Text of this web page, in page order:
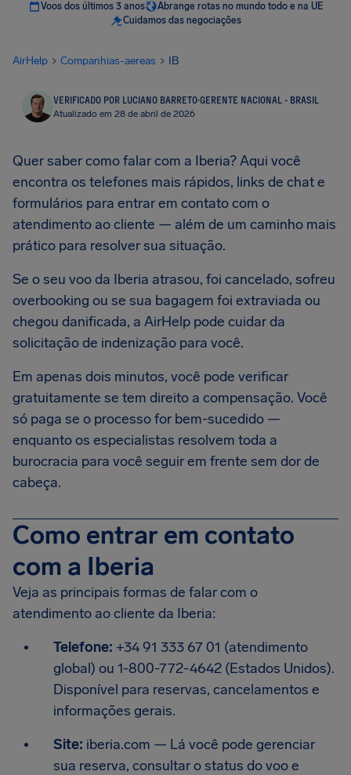
Voos dos últimos 3 anos
Abrange rotas no mundo todo e na UE
Cuidamos das negociações
AirHelp Companhias-aereas IB
VERIFICADO POR LUCIANO BARRETO·GERENTE NACIONAL - BRASIL
Atualizado em 28 de abril de 2026
Quer saber como falar com a Iberia? Aqui você
encontra os telefones mais rápidos, links de chat e
formulários para entrar em contato com o
atendimento ao cliente — além de um caminho mais
prático para resolver sua situação.
Se o seu voo da Iberia atrasou, foi cancelado, sofreu
overbooking ou se sua bagagem foi extraviada ou
chegou danificada, a AirHelp pode cuidar da
solicitação de indenização para você.
Em apenas dois minutos, você pode verificar
gratuitamente se tem direito a compensação. Você
só paga se o processo for bem-sucedido —
enquanto os especialistas resolvem toda a
burocracia para você seguir em frente sem dor de
cabeça.
Como entrar em contato
com a Iberia
Veja as principais formas de falar com o
atendimento ao cliente da Iberia:
Telefone: +34 91 333 67 01 (atendimento
global) ou 1-800-772-4642 (Estados Unidos).
Disponível para reservas, cancelamentos e
informações gerais.
Site: iberia.com — Lá você pode gerenciar
sua reserva, consultar o status do voo e